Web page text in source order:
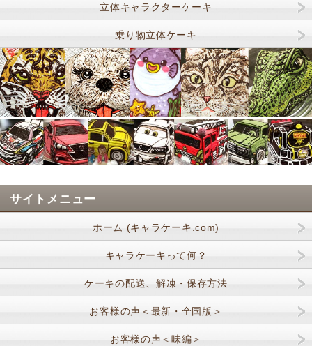
立体キャラクターケーキ
乗り物立体ケーキ
サイトメニュー
ホーム (キャラケーキ.com)
キャラケーキって何？
ケーキの配送、解凍・保存方法
お客様の声＜最新・全国版＞
お客様の声＜味編＞